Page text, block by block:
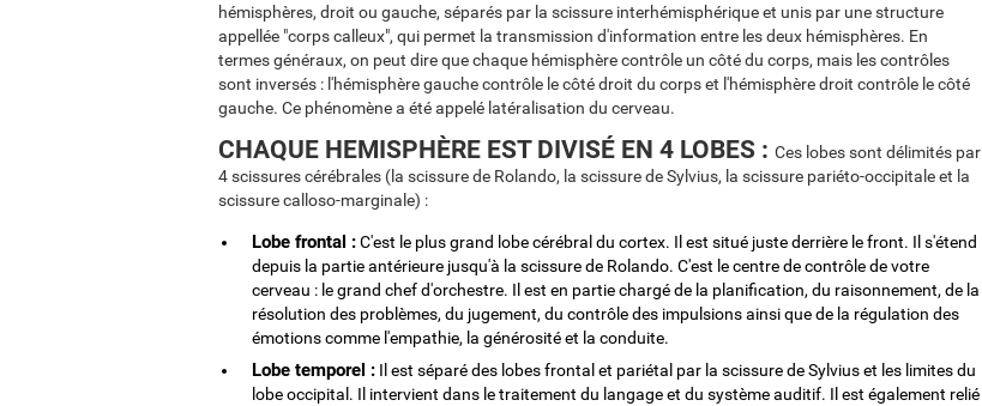
hémisphères, droit ou gauche, séparés par la scissure interhémisphérique et unis par une structure
appellée "corps calleux", qui permet la transmission d'information entre les deux hémisphères. En
termes généraux, on peut dire que chaque hémisphère contrôle un côté du corps, mais les contrôles
sont inversés : l'hémisphère gauche contrôle le côté droit du corps et l'hémisphère droit contrôle le côté
gauche. Ce phénomène a été appelé latéralisation du cerveau.
CHAQUE HEMISPHÈRE EST DIVISÉ EN 4 LOBES : Ces lobes sont délimités par
4 scissures cérébrales (la scissure de Rolando, la scissure de Sylvius, la scissure pariéto-occipitale et la
scissure calloso-marginale) :
Lobe frontal :C'est le plus grand lobe cérébral du cortex. Il est situé juste derrière le front. Il s'étend
depuis la partie antérieure jusqu'à la scissure de Rolando. C'est le centre de contrôle de votre
cerveau : le grand chef d'orchestre. Il est en partie chargé de la planification, du raisonnement, de la
résolution des problèmes, du jugement, du contrôle des impulsions ainsi que de la régulation des
émotions comme l'empathie, la générosité et la conduite.
Lobe temporel : Il est séparé des lobes frontal et pariétal par la scissure de Sylvius et les limites du
lobe occipital. Il intervient dans le traitement du langage et du système auditif. Il est également relié